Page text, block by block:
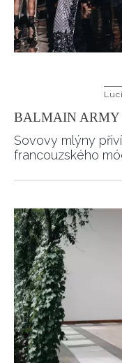
INFORMACE
REDAKCE
BALMAIN ARMY
Sovovy mlýny
francouzského